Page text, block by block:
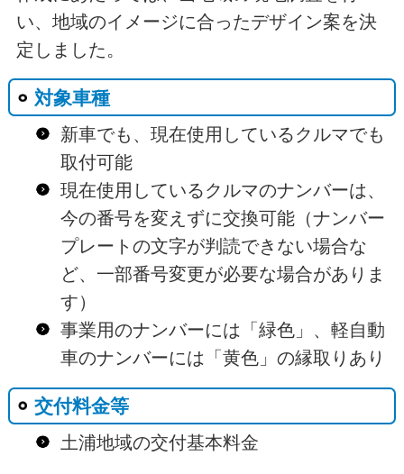
い、地域のイメージに合ったデザイン案を決
定しました。
対象車種
新車でも、現在使用しているクルマでも
取付可能
現在使用しているクルマのナンバーは、
今の番号を変えずに交換可能（ナンバー
プレートの文字が判読できない場合な
ど、一部番号変更が必要な場合がありま
す）
事業用のナンバーには「緑色」、軽自動
車のナンバーには「黄色」の縁取りあり
交付料金等
土浦地域の交付基本料金